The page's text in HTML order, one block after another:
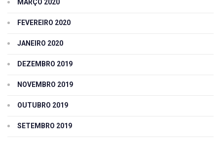
MARÇO 2020
FEVEREIRO 2020
JANEIRO 2020
DEZEMBRO 2019
NOVEMBRO 2019
OUTUBRO 2019
SETEMBRO 2019